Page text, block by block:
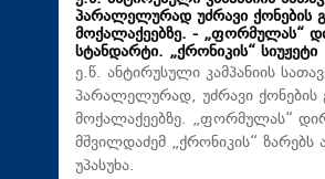
პარალელურად უძრავი ქონების
მოქალაქეებზე. - „ფორმულას“
სტანდარტი. „ქრონიკის“ სიუჟეტი
ე.წ. ანტირუსული კამპანიის
პარალელურად, უძრავი ქონების
მოქალაქეებზე. „ფორმულას“
მშვილდაძემ „ქრონიკის“
უპასუხა.